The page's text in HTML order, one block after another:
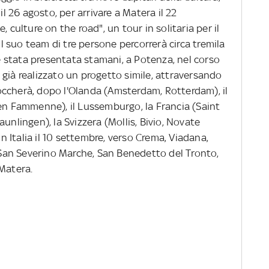
26 agosto, per arrivare a Matera il 22
culture on the road", un tour in solitaria per il
suo team di tre persone percorrerà circa tremila
presentata stamani, a Potenza, nel corso
realizzato un progetto simile, attraversando
dopo l'Olanda (Amsterdam, Rotterdam), il
Fammenne), il Lussemburgo, la Francia (Saint
la Svizzera (Mollis, Bivio, Novate
Italia il 10 settembre, verso Crema, Viadana,
Severino Marche, San Benedetto del Tronto,